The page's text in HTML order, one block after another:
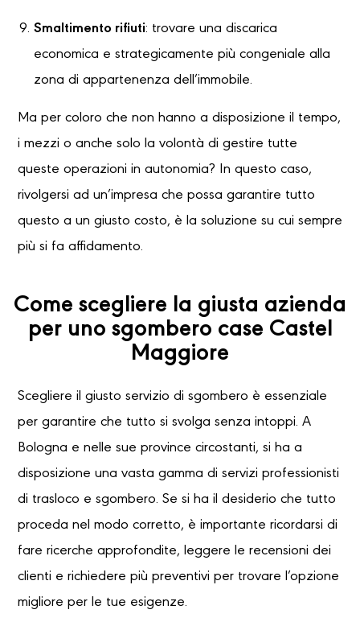
Smaltimento rifiuti: trovare una discarica
economica e strategicamente più congeniale alla
zona di appartenenza dell’immobile.
Ma per coloro che non hanno a disposizione il tempo,
i mezzi o anche solo la volontà di gestire tutte
queste operazioni in autonomia? In questo caso,
rivolgersi ad un’impresa che possa garantire tutto
questo a un giusto costo, è la soluzione su cui sempre
più si fa affidamento.
Come scegliere la giusta azienda
per uno sgombero case Castel
Maggiore
Scegliere il giusto servizio di sgombero è essenziale
per garantire che tutto si svolga senza intoppi. A
Bologna e nelle sue province circostanti, si ha a
disposizione una vasta gamma di servizi professionisti
di trasloco e sgombero. Se si ha il desiderio che tutto
proceda nel modo corretto, è importante ricordarsi di
fare ricerche approfondite, leggere le recensioni dei
clienti e richiedere più preventivi per trovare l’opzione
migliore per le tue esigenze.